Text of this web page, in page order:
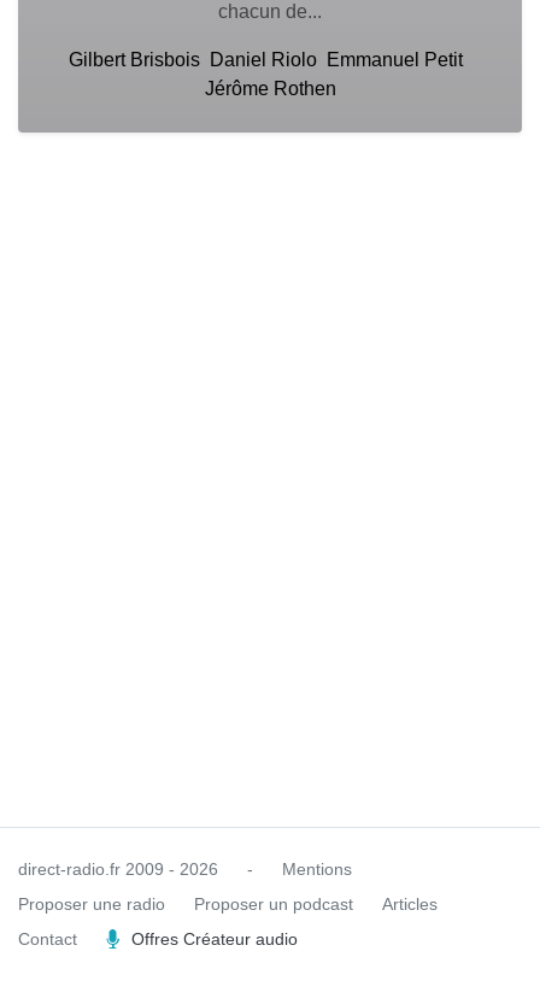
chacun de...
Gilbert Brisbois Daniel Riolo
Emmanuel Petit
Jérôme Rothen
direct-radio.fr 2009 - 2026 -
Mentions
Proposer une radio
Proposer un podcast
Articles
Contact
Offres Créateur audio